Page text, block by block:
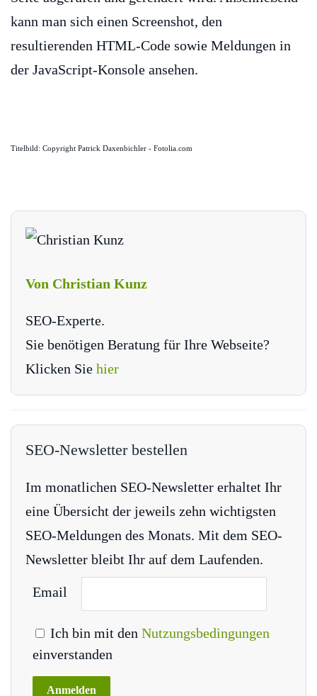
kann man sich einen Screenshot, den
resultierenden HTML-Code sowie Meldungen in
der JavaScript-Konsole ansehen.
Titelbild: Copyright Patrick Daxenbichler - Fotolia.com
Von Christian Kunz
SEO-Experte.
Sie benötigen Beratung für Ihre Webseite?
Klicken Sie hier
SEO-Newsletter bestellen
Im monatlichen SEO-Newsletter erhaltet Ihr
eine Übersicht der jeweils zehn wichtigsten
SEO-Meldungen des Monats. Mit dem SEO-
Newsletter bleibt Ihr auf dem Laufenden.
Email
Ich bin mit den Nutzungsbedingungen
einverstanden